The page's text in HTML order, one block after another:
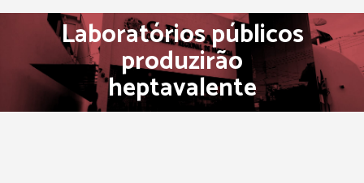
Laboratórios públicos
produzirão
heptavalente